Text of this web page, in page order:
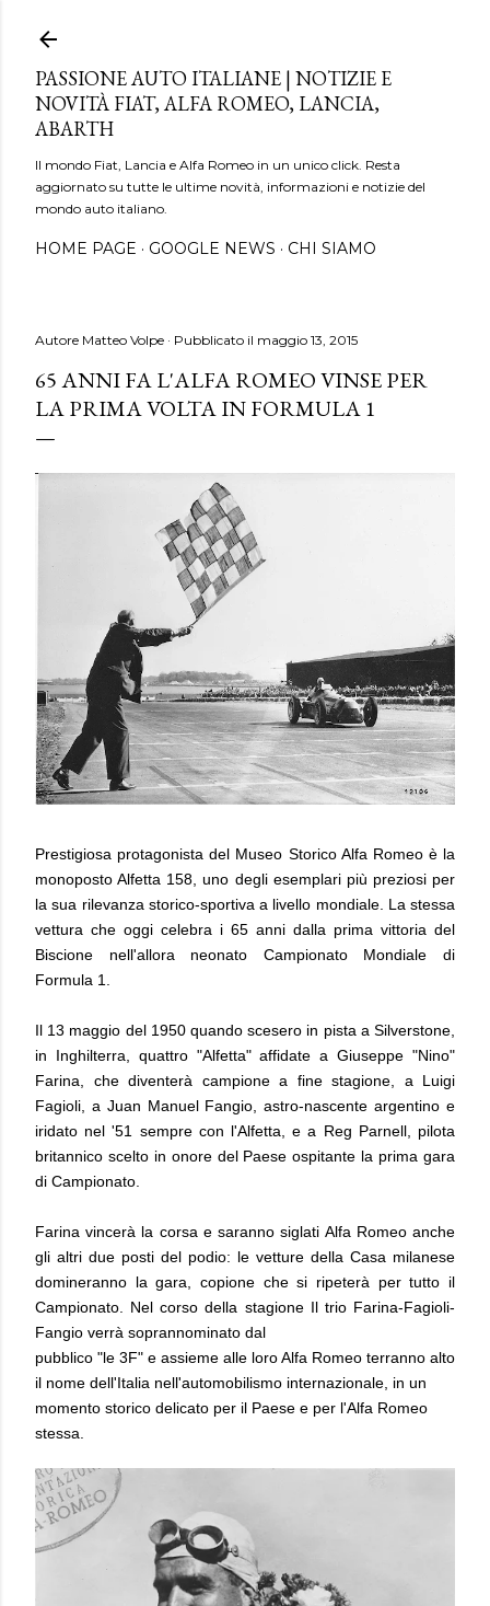
PASSIONE AUTO ITALIANE | NOTIZIE E
NOVITÀ FIAT, ALFA ROMEO, LANCIA,
ABARTH
Il mondo Fiat, Lancia e Alfa Romeo in un unico click. Resta
aggiornato su tutte le ultime novità, informazioni e notizie del
mondo auto italiano.
HOME PAGE GOOGLE NEWS CHI SIAMO
Autore Matteo Volpe Pubblicato il maggio 13, 2015
65 ANNI FA L'ALFA ROMEO VINSE PER
LA PRIMA VOLTA IN FORMULA 1
Prestigiosa protagonista del Museo Storico Alfa Romeo è la
monoposto Alfetta 158, uno degli esemplari più preziosi per
la sua rilevanza storico-sportiva a livello mondiale. La stessa
vettura che oggi celebra i 65 anni dalla prima vittoria del
Biscione nell'allora neonato Campionato Mondiale di
Formula 1.
Il 13 maggio del 1950 quando scesero in pista a Silverstone,
in Inghilterra, quattro "Alfetta" affidate a Giuseppe "Nino"
Farina, che diventerà campione a fine stagione, a Luigi
Fagioli, a Juan Manuel Fangio, astro-nascente argentino e
iridato nel '51 sempre con l'Alfetta, e a Reg Parnell, pilota
britannico scelto in onore del Paese ospitante la prima gara
di Campionato.
Farina vincerà la corsa e saranno siglati Alfa Romeo anche
gli altri due posti del podio: le vetture della Casa milanese
domineranno la gara, copione che si ripeterà per tutto il
Campionato. Nel corso della stagione Il trio Farina-Fagioli-
Fangio verrà soprannominato dal
pubblico "le 3F" e assieme alle loro Alfa Romeo terranno alto
il nome dell'Italia nell'automobilismo internazionale, in un
momento storico delicato per il Paese e per l'Alfa Romeo
stessa.